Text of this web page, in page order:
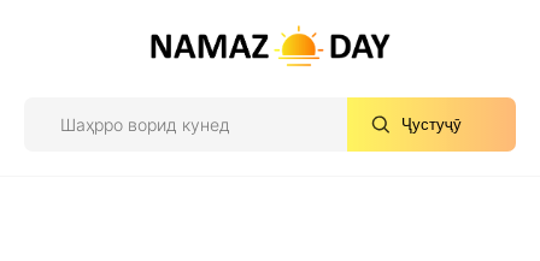
Ҷустуҷӯ